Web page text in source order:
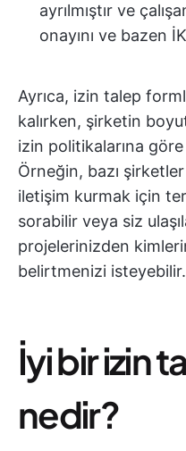
ayrılmıştır ve
onayını ve bazen
Ayrıca, izin talep
kalırken, şirketin
izin politikalarına
Örneğin, bazı şirketler
iletişim kurmak için
sorabilir veya siz
projelerinizden
belirtmenizi isteyebilir.
İyi bir izin
nedir?